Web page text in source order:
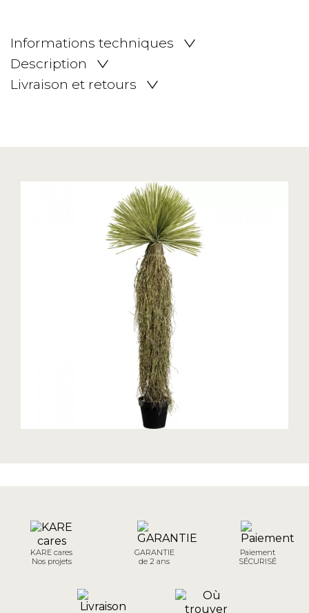
Informations techniques
Description
Livraison et retours
KARE cares
Nos projets
GARANTIE
de 2 ans
Paiement
SÉCURISÉ